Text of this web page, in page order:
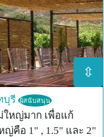
⇳
บุรี ผู้สนับสนุน
ใหญ่มาก เพื่อแก้
คือ 1" , 1.5" และ 2"